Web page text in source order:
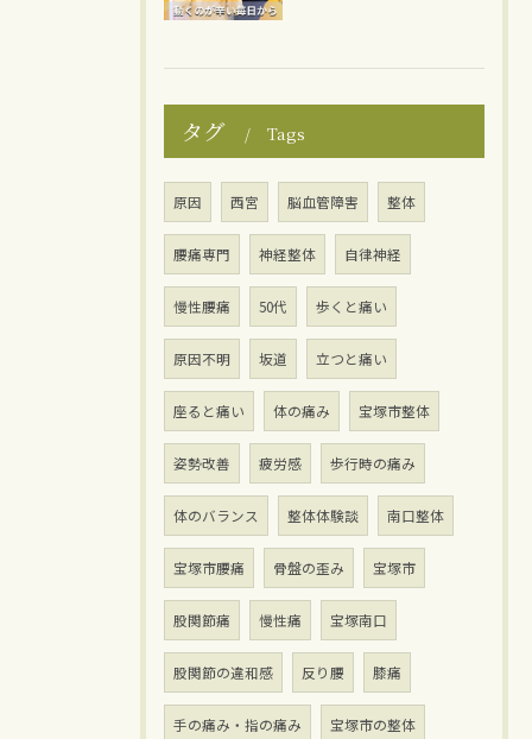
タグ Tags
原因 西宮 脳血管障害 整体
腰痛専門 神経整体 自律神経
慢性腰痛 50代 歩くと痛い
原因不明 坂道 立つと痛い
座ると痛い 体の痛み 宝塚市整体
姿勢改善 疲労感 歩行時の痛み
体のバランス 整体体験談 南口整体
宝塚市腰痛 骨盤の歪み 宝塚市
股関節痛 慢性痛 宝塚南口
股関節の違和感 反り腰 膝痛
手の痛み・指の痛み 宝塚市の整体